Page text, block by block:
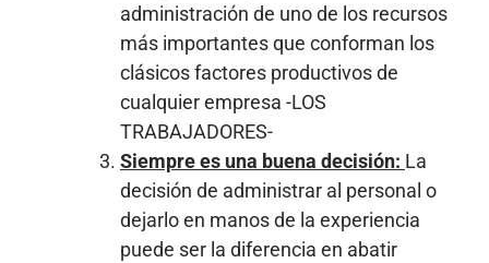
administración de uno de los recursos
más importantes que conforman los
clásicos factores productivos de
cualquier empresa -LOS
TRABAJADORES-
Siempre es una buena decisión: La
decisión de administrar al personal o
dejarlo en manos de la experiencia
puede ser la diferencia en abatir